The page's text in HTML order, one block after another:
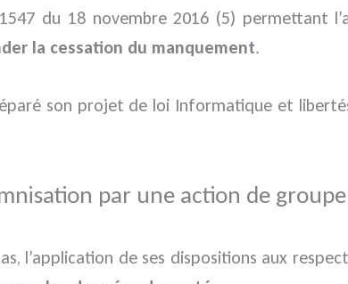
du 18 novembre 2016 (5) permettant
la cessation du manquement.
son projet de loi Informatique et
par une action de groupe
l’application de ses dispositions aux